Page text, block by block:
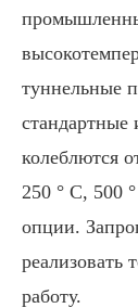
туннельные
стандартные
колеблются
250 ° C, 500
опции.
реализовать
работу.